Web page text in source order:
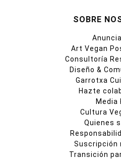
SOBRE
Art Vegan
Consultoría
Diseño &
Garrotxa
Hazte
Media
Cultura
Quienes
Suscripción
Transición